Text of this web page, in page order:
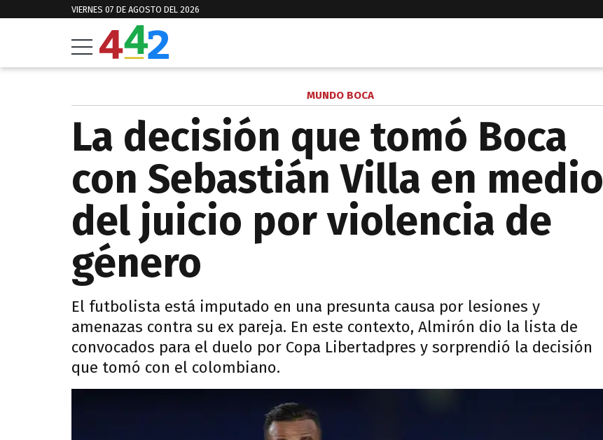
VIERNES 07 DE AGOSTO DEL 2026
MUNDO BOCA
La decisión que tomó Boca
con Sebastián Villa en medio
del juicio por violencia de
género
El futbolista está imputado en una presunta causa por lesiones y
amenazas contra su ex pareja. En este contexto, Almirón dio la lista de
convocados para el duelo por Copa Libertadpres y sorprendió la decisión
que tomó con el colombiano.